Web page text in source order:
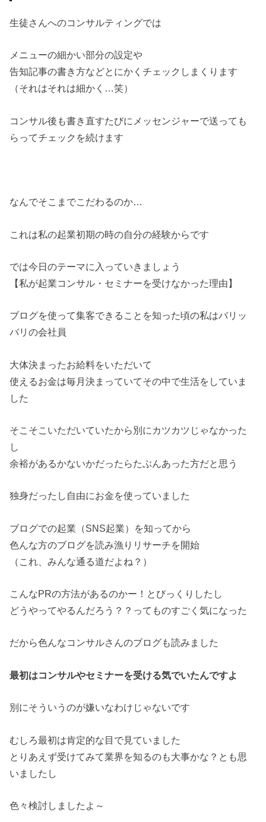
生徒さんへのコンサルティングでは
メニューの細かい部分の設定や
告知記事の書き方などとにかくチェックしまくります
（それはそれは細かく…笑）
コンサル後も書き直すたびにメッセンジャーで送っても
らってチェックを続けます
なんでそこまでこだわるのか…
これは私の起業初期の時の自分の経験からです
では今日のテーマに入っていきましょう
【私が起業コンサル・セミナーを受けなかった理由】
ブログを使って集客できることを知った頃の私はバリッ
バリの会社員
大体決まったお給料をいただいて
使えるお金は毎月決まっていてその中で生活をしていま
した
そこそこいただいていたから別にカツカツじゃなかった
し
余裕があるかないかだったらたぶんあった方だと思う
独身だったし自由にお金を使っていました
ブログでの起業（SNS起業）を知ってから
色んな方のブログを読み漁りリサーチを開始
（これ、みんな通る道だよね？）
こんなPRの方法があるのかー！とびっくりしたし
どうやってやるんだろう？？ってものすごく気になった
だから色んなコンサルさんのブログも読みました
最初はコンサルやセミナーを受ける気でいたんですよ
別にそういうのが嫌いなわけじゃないです
むしろ最初は肯定的な目で見ていました
とりあえず受けてみて業界を知るのも大事かな？とも思
いましたし
色々検討しましたよ～